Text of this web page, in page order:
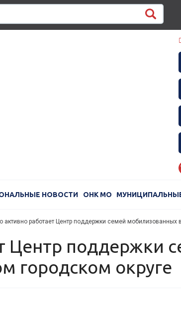
НОВОСТИ ОНК МО
активно работает Центр поддержки семей мобилизованных
городском округе